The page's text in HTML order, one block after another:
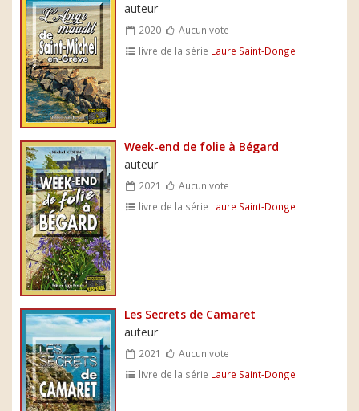
auteur
2020
Aucun vote
livre de la série Laure Saint-Donge
Week-end de folie à Bégard
auteur
2021
Aucun vote
livre de la série Laure Saint-Donge
Les Secrets de Camaret
auteur
2021
Aucun vote
livre de la série Laure Saint-Donge